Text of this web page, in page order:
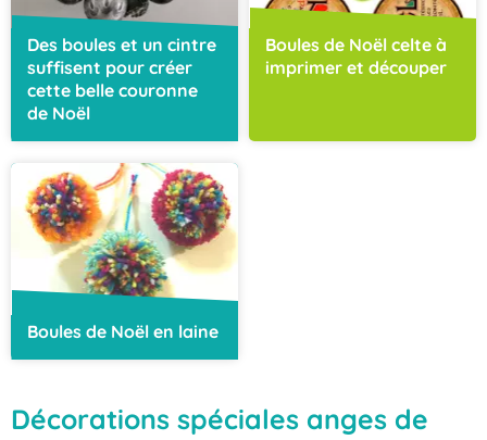
Des boules et un cintre
suffisent pour créer
cette belle couronne
de Noël
Boules de Noël celte à
imprimer et découper
Boules de Noël en laine
Décorations spéciales anges de